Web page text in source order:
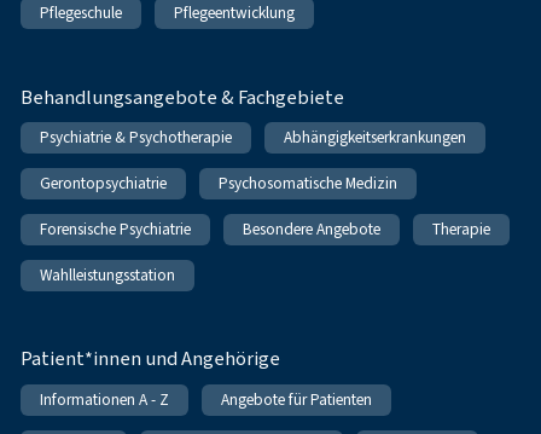
Pflegeschule Pflegeentwicklung
Behandlungsangebote & Fachgebiete
Psychiatrie & Psychotherapie Abhängigkeitserkrankungen
Gerontopsychiatrie Psychosomatische Medizin
Forensische Psychiatrie Besondere Angebote Therapie
Wahlleistungsstation
Patient*innen und Angehörige
Informationen A - Z Angebote für Patienten